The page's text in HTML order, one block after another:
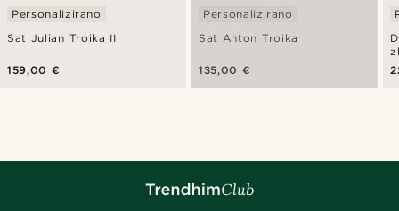
Sat Julian Troika II
Personalizirano
159,00 €
Sat Anton Troika
Personalizirano
135,00 €